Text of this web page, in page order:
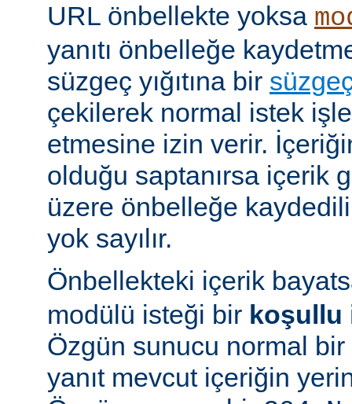
URL önbellekte yoksa
yanıtı önbelleğe
süzgeç yığıtına bir
çekilerek normal istek
etmesine izin verir.
olduğu saptanırsa içerik
üzere önbelleğe
yok sayılır.
Önbellekteki içerik
modülü isteği bir koşullu
Özgün sunucu normal bir
yanıt mevcut içeriğin